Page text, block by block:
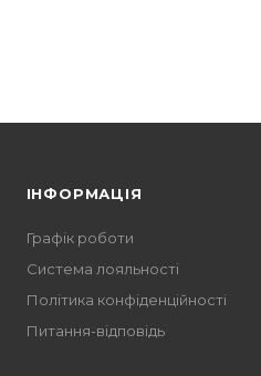
ІНФОРМАЦІЯ
Графік роботи
Система лояльності
Політика конфіденційності
Питання-відповідь